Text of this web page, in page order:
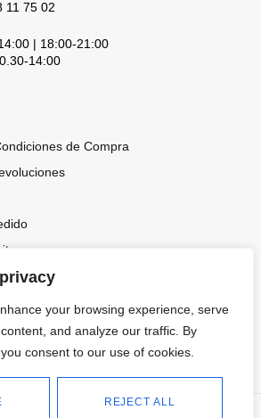
your browsing experience, serve
and analyze our traffic. By
consent to our use of cookies.
REJECT ALL
11 75 02
| 18:00-21:00
14:00
de Compra
NOVEDADES,